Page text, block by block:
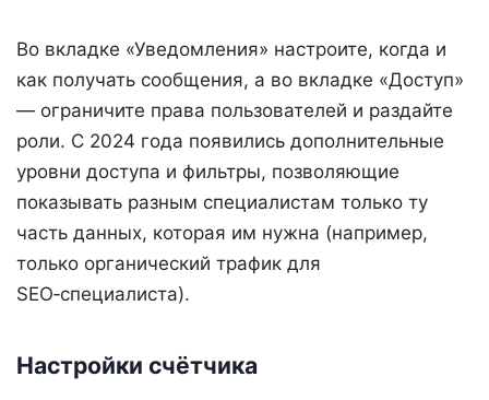
Во вкладке «Уведомления» настроите, когда и
как получать сообщения, а во вкладке «Доступ»
— ограничите права пользователей и раздайте
роли. С 2024 года появились дополнительные
уровни доступа и фильтры, позволяющие
показывать разным специалистам только ту
часть данных, которая им нужна (например,
только органический трафик для
SEO‑специалиста).
Настройки счётчика